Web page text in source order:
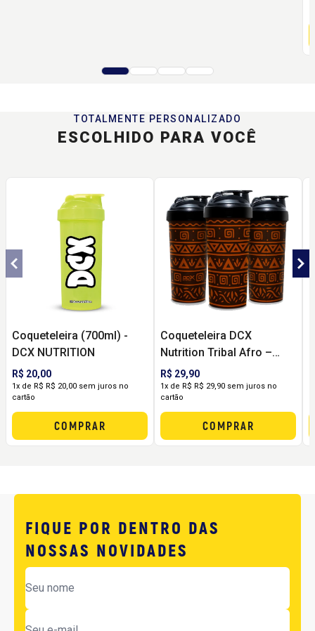
TOTALMENTE PERSONALIZADO
ESCOLHIDO PARA VOCÊ
Coqueteleira (700ml) -
DCX NUTRITION
R$ 20,00
1x de R$ R$ 20,00 sem juros no
cartão
COMPRAR
Coqueteleira DCX
Nutrition Tribal Afro –
Edição Cultura (600ml)
R$ 29,90
1x de R$ R$ 29,90 sem juros no
cartão
COMPRAR
FIQUE POR DENTRO DAS
NOSSAS NOVIDADES